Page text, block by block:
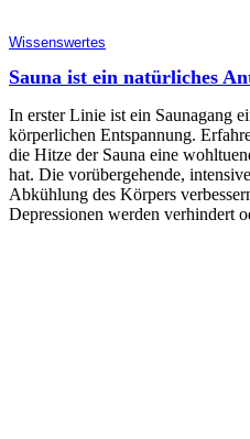
Wissenswertes
Sauna ist ein natürliches
In erster Linie ist ein Saunagang
körperlichen Entspannung.
die Hitze der Sauna eine
hat. Die vorübergehende,
Abkühlung des Körpers
Depressionen werden verhindert